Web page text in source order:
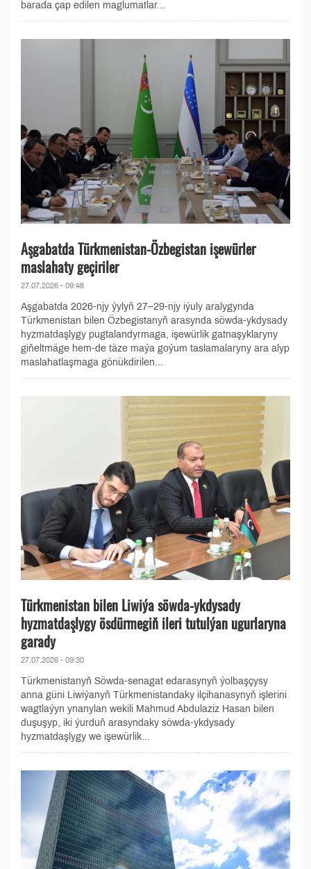
barada çap edilen maglumatlar...
Aşgabatda Türkmenistan-Özbegistan işewürler
maslahaty geçiriler
27.07.2026 - 09:48
Aşgabatda 2026-njy ýylyň 27–29-njy iýuly aralygynda
Türkmenistan bilen Özbegistanyň arasynda söwda-ykdysady
hyzmatdaşlygy pugtalandyrmaga, işewürlik gatnaşyklaryny
giňeltmäge hem-de täze maýa goýum taslamalaryny ara alyp
maslahatlaşmaga gönükdirilen...
Türkmenistan bilen Liwiýa söwda-ykdysady
hyzmatdaşlygy ösdürmegiň ileri tutulýan ugurlaryna
garady
27.07.2026 - 09:30
Türkmenistanyň Söwda-senagat edarasynyň ýolbaşçysy
anna güni Liwiýanyň Türkmenistandaky ilçihanasynyň işlerini
wagtlaýyn ynanylan wekili Mahmud Abdulaziz Hasan bilen
duşuşyp, iki ýurduň arasyndaky söwda-ykdysady
hyzmatdaşlygy we işewürlik...